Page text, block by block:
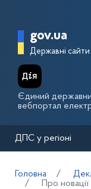
Головна
gov.ua
Державні сайти
Єдиний
вебпортал
ДПС у регіоні
Головна
Про